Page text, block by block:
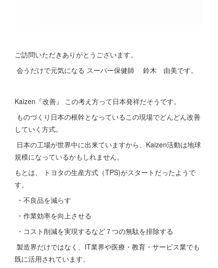
ご訪問いただきありがとうございます。
会うだけで元気になる スーパー保健師 鈴木 由美です。
Kaizen『改善』 この考え方って日本発祥だそうです。
ものづくり日本の根幹となっているこの現場でどんどん改善
していく方式。
日本の工場が世界中に出来ていますから、Kaizen活動は地球
規模になっているかもしれません。
もとは、 トヨタの生産方式（TPS)がスタートだったようで
す。
・不良品を減らす
・作業効率を向上させる
・コスト削減を実現するなど７つの無駄を排除する
製造界だけではなく、IT業界や医療・教育・サービス業でも
既に活用されています。